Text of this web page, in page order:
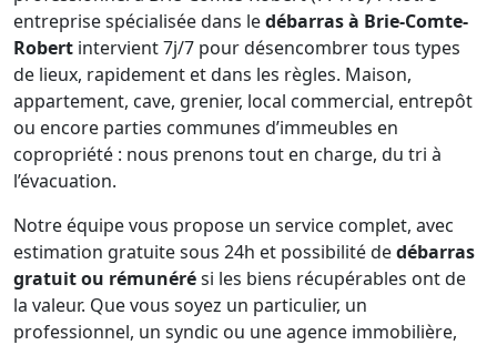
entreprise spécialisée dans ledébarras à Brie-Comte-
Robert intervient 7j/7 pour désencombrer tous types
de lieux, rapidement et dans les règles. Maison,
appartement, cave, grenier, local commercial, entrepôt
ou encore parties communes d’immeubles en
copropriété : nous prenons tout en charge, du tri à
l’évacuation.
Notre équipe vous propose un service complet, avec
estimation gratuite sous 24h et possibilité dedébarras
gratuit ou rémunérési les biens récupérables ont de
la valeur. Que vous soyez un particulier, un
professionnel, un syndic ou une agence immobilière,